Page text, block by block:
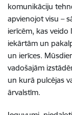
komunikāciju
apvienojot visu –
ierīcēm, kas
iekārtām un
un ierīces.
vadošajām
un kurā pulcējas
ārvalstīm.